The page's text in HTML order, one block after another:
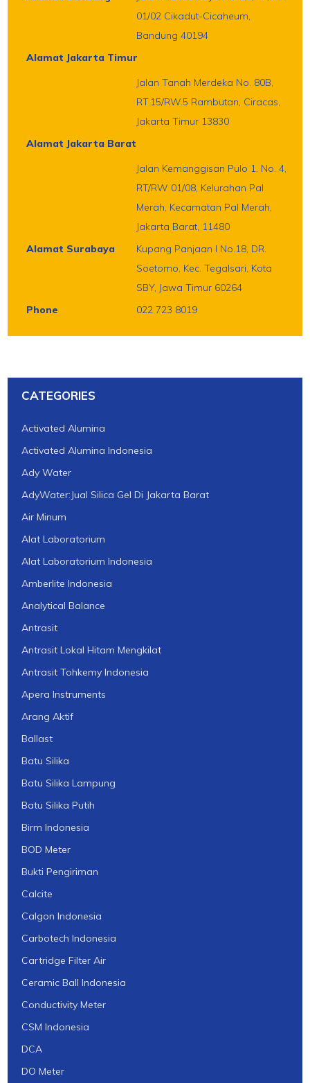
01/02 Cikadut-Cicaheum,
Bandung 40194
Alamat Jakarta Timur
Jalan Tanah Merdeka No. 80B,
RT.15/RW.5 Rambutan, Ciracas,
Jakarta Timur 13830
Alamat Jakarta Barat
Jalan Kemanggisan Pulo 1, No. 4,
RT/RW 01/08, Kelurahan Pal
Merah, Kecamatan Pal Merah,
Jakarta Barat, 11480
Alamat Surabaya
Kupang Panjaan I No.18, DR.
Soetomo, Kec. Tegalsari, Kota
SBY, Jawa Timur 60264
Phone
022 723 8019
CATEGORIES
Activated Alumina
Activated Alumina Indonesia
Ady Water
AdyWater:Jual Silica Gel Di Jakarta Barat
Air Minum
Alat Laboratorium
Alat Laboratorium Indonesia
Amberlite Indonesia
Analytical Balance
Antrasit
Antrasit Lokal Hitam Mengkilat
Antrasit Tohkemy Indonesia
Apera Instruments
Arang Aktif
Ballast
Batu Silika
Batu Silika Lampung
Batu Silika Putih
Birm Indonesia
BOD Meter
Bukti Pengiriman
Calcite
Calgon Indonesia
Carbotech Indonesia
Cartridge Filter Air
Ceramic Ball Indonesia
Conductivity Meter
CSM Indonesia
DCA
DO Meter